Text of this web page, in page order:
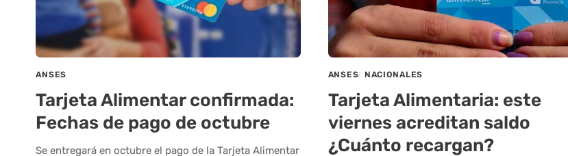
ANSES
Tarjeta Alimentar confirmada:
Fechas de pago de octubre
Se entregará en octubre el pago de la Tarjeta Alimentar
ANSES NACIONALES
Tarjeta Alimentaria: este
viernes acreditan saldo
¿Cuánto recargan?